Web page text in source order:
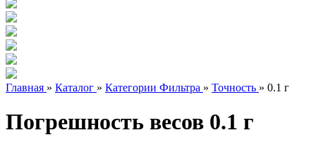
Главная » Каталог » Категории Фильтра » Точность » 0.1 г
Погрешность весов 0.1 г